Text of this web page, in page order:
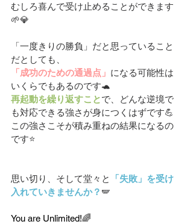
むしろ喜んで受け止めることができます
🌱💎
「一度きりの勝負」だと思っていること
だとしても、
「成功のための通過点」 になる可能性は
いくらでもあるのです🐢
再起動を繰り返すことで、どんな逆境で
も対応できる強さが身につくはずです💪
この強さこそが積み重ねの結果になるの
です⭐
思い切り、そして堂々と
「失敗」を受け
入れていきませんか？ 🪽
You are Unlimited!🌈